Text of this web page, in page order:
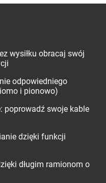
wysiłku obracaj swój
odpowiedniego
i pionowo)
poprowadź swoje kable
dzięki funkcji
długim ramionom o